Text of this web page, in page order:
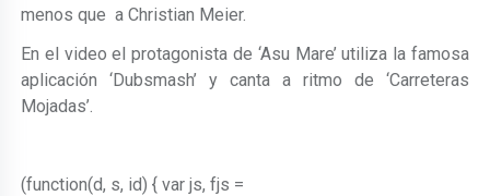
menos que a Christian Meier.
En el video el protagonista de ‘Asu Mare’ utiliza la famosa
aplicación ‘Dubsmash’ y canta a ritmo de ‘Carreteras
Mojadas’.
(function(d, s, id) { var js, fjs =